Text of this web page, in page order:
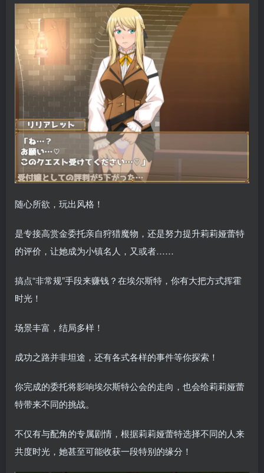
随心所欲，玩出风格！
是专接高赏金委托亲自狩猎魔物，还是努力提升莉莉娅蕾特
的评价，让她成为小镇名人，又或者……
搞点“非常规”手段来赚钱？在埃尔斯特，你有大把方式挥霍
时光！
场景丰富，结局多样！
成功之路并非坦途，还有各式各样的事件等你探索！
你完成的委托将影响埃尔斯特公会的走向，也会给莉莉娅蕾
特带来不同的挑战。
不仅有与配角的专属剧情，根据莉莉娅蕾特选择不同的人来
共度时光，她甚至可能收获一段特别的缘分！